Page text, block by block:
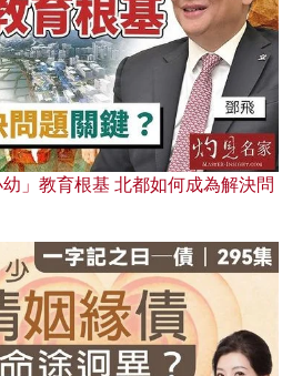
」教育根基 北都如何成為解決問